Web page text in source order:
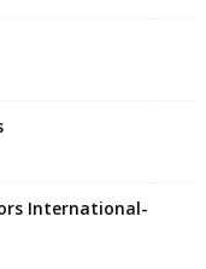
International-